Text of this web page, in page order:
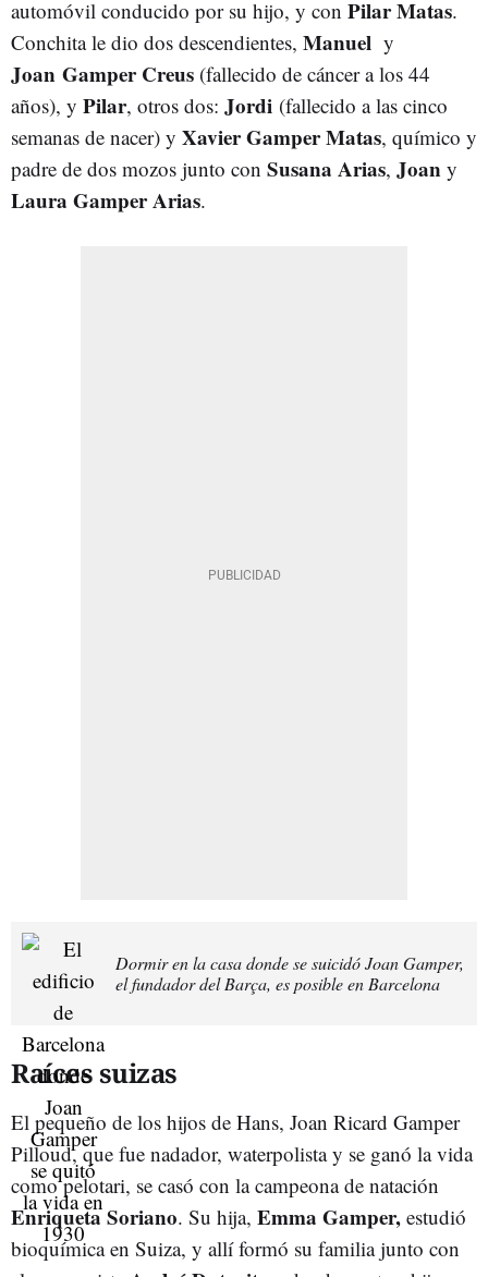
automóvil conducido por su hijo, y con Pilar Matas.
Conchita le dio dos descendientes, Manuel y
Joan Gamper Creus (fallecido de cáncer a los 44
años), y Pilar, otros dos: Jordi (fallecido a las cinco
semanas de nacer) y Xavier Gamper Matas, químico y
padre de dos mozos junto con Susana Arias, Joan y
Laura Gamper Arias.
Dormir en la casa donde se suicidó Joan Gamper,
el fundador del Barça, es posible en Barcelona
Raíces suizas
El pequeño de los hijos de Hans, Joan Ricard Gamper
Pilloud, que fue nadador, waterpolista y se ganó la vida
como pelotari, se casó con la campeona de natación
Enriqueta Soriano. Su hija, Emma Gamper, estudió
bioquímica en Suiza, y allí formó su familia junto con